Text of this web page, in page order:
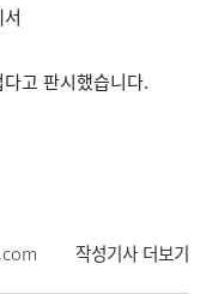
고 판시했습니다.
작성기사 더보기